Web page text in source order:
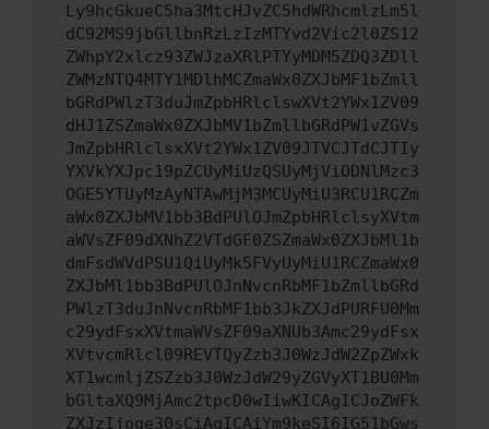
Ly9hcGkueC5ha3MtcHJvZC5hdWRhcmlzLm5l
dC92MS9jbGllbnRzLzIzMTYvd2Vic2l0ZS12
ZWhpY2xlcz93ZWJzaXRlPTYyMDM5ZDQ3ZDll
ZWMzNTQ4MTY1MDlhMCZmaWx0ZXJbMF1bZmll
bGRdPWlzT3duJmZpbHRlclswXVt2YWx1ZV09
dHJ1ZSZmaWx0ZXJbMV1bZmllbGRdPW1vZGVs
JmZpbHRlclsxXVt2YWx1ZV09JTVCJTdCJTIy
YXVkYXJpc19pZCUyMiUzQSUyMjViODNlMzc3
OGE5YTUyMzAyNTAwMjM3MCUyMiU3RCU1RCZm
aWx0ZXJbMV1bb3BdPUlOJmZpbHRlclsyXVtm
aWVsZF09dXNhZ2VTdGF0ZSZmaWx0ZXJbMl1b
dmFsdWVdPSU1QiUyMk5FVyUyMiU1RCZmaWx0
ZXJbMl1bb3BdPUlOJnNvcnRbMF1bZmllbGRd
PWlzT3duJnNvcnRbMF1bb3JkZXJdPURFU0Mm
c29ydFsxXVtmaWVsZF09aXNUb3Amc29ydFsx
XVtvcmRlcl09REVTQyZzb3J0WzJdW2ZpZWxk
XT1wcmljZSZzb3J0WzJdW29yZGVyXT1BU0Mm
bGltaXQ9MjAmc2tpcD0wIiwKICAgICJoZWFk
ZXJzIjoge30sCiAgICAiYm9keSI6IG51bGws